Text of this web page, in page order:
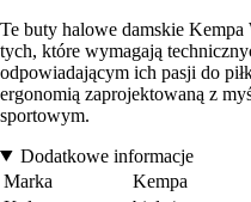
Te buty halowe damskie
tych, które wymagają
odpowiadającym ich pasji do
ergonomią zaprojektowaną z
sportowym.
Dodatkowe informacje
Marka
Kempa